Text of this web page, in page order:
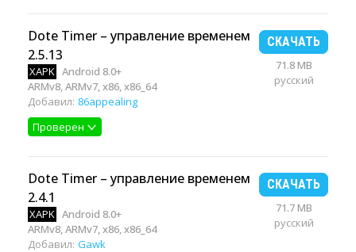
Dote Timer – управление временем
2.5.13
XAPK Android 8.0+
ARMv8, ARMv7, x86, x86_64
Добавил: 86appealing
Проверен
СКАЧАТЬ
71.8 MB
русский
Dote Timer – управление временем
2.4.1
XAPK Android 8.0+
ARMv8, ARMv7, x86, x86_64
Добавил: Gawk
СКАЧАТЬ
71.7 MB
русский